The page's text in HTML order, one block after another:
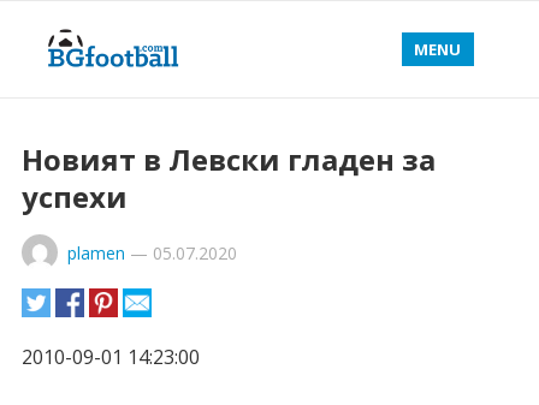
MENU
Новият в Левски гладен за
успехи
plamen — 05.07.2020
2010-09-01 14:23:00